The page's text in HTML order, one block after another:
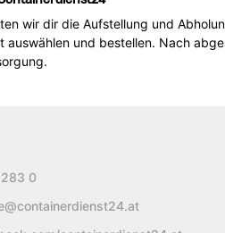
wir dir die Aufstellung und
und bestellen. Nach
0